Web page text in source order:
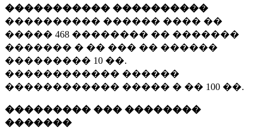
����������� ����������
���������� ������ ���� ��
����� 468 �������� �� �������
������� � �� ��� �� ������
��������� 10 ��.
������������ ������
������������ ����� � �� 100 ��.
��������� ��� ��������
�������